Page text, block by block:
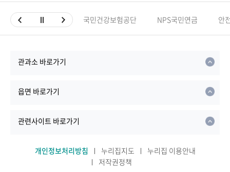
국민건강보험공단 NPS국민연금 안
관과소 바로가기
읍면 바로가기
관련사이트 바로가기
개인정보처리방침 누리집지도
누리집 이용안내
저작권정책